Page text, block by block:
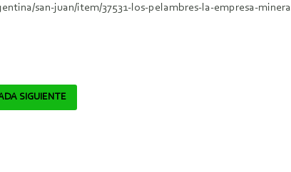
san-juan/item/37531-los-pelambres-la-empresa-
SIGUIENTE